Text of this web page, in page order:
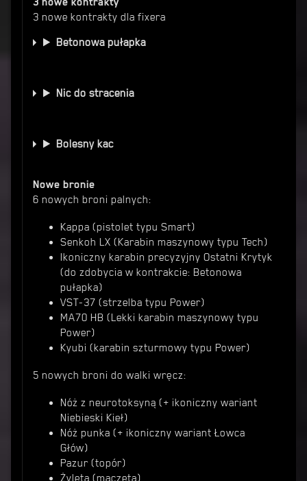
3 nowe kontrakty dla fixera
Betonowa pułapka
Nic do stracenia
Bolesny kac
Nowe bronie
6 nowych broni palnych:
Kappa (pistolet typu Smart)
Senkoh LX (Karabin maszynowy typu Tech)
Ikoniczny karabin precyzyjny Ostatni Krytyk
(do zdobycia w kontrakcie: Betonowa
pułapka)
VST-37 (strzelba typu Power)
MA70 HB (Lekki karabin maszynowy typu
Power)
Kyubi (karabin szturmowy typu Power)
5 nowych broni do walki wręcz:
Nóż z neurotoksyną (+ ikoniczny wariant
Niebieski Kieł)
Nóż punka (+ ikoniczny wariant Łowca
Głów)
Pazur (topór)